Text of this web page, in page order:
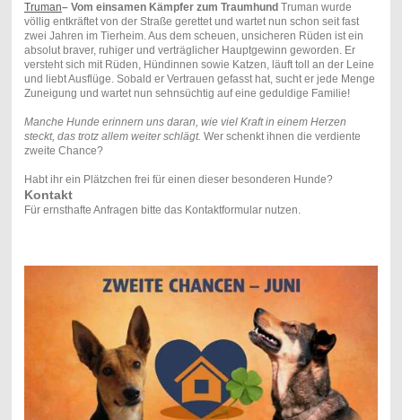
Truman– Vom einsamen Kämpfer zum Traumhund Truman wurde
völlig entkräftet von der Straße gerettet und wartet nun schon seit fast
zwei Jahren im Tierheim. Aus dem scheuen, unsicheren Rüden ist ein
absolut braver, ruhiger und verträglicher Hauptgewinn geworden. Er
versteht sich mit Rüden, Hündinnen sowie Katzen, läuft toll an der Leine
und liebt Ausflüge. Sobald er Vertrauen gefasst hat, sucht er jede Menge
Zuneigung und wartet nun sehnsüchtig auf eine geduldige Familie!
Manche Hunde erinnern uns daran, wie viel Kraft in einem Herzen
steckt, das trotz allem weiter schlägt. Wer schenkt ihnen die verdiente
zweite Chance?
Habt ihr ein Plätzchen frei für einen dieser besonderen Hunde?
Kontakt
Für ernsthafte Anfragen bitte das Kontaktformular nutzen.